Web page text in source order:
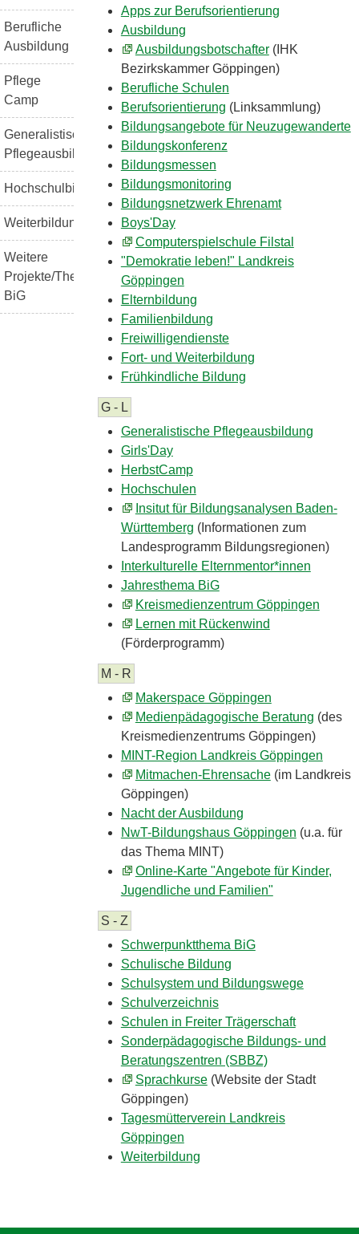
Berufliche
Ausbildung
Pflege
Camp
Generalistische
Pflegeausbildung
Hochschulbildung
Weiterbildung
Weitere
Projekte/Themen
BiG
Apps zur Berufsorientierung
Ausbildung
Ausbildungsbotschafter(IHK
Bezirkskammer Göppingen)
Berufliche Schulen
Berufsorientierung (Linksammlung)
Bildungsangebote für Neuzugewanderte
Bildungskonferenz
Bildungsmessen
Bildungsmonitoring
Bildungsnetzwerk Ehrenamt
Boys'Day
Computerspielschule Filstal
"Demokratie leben!" Landkreis
Göppingen
Elternbildung
Familienbildung
Freiwilligendienste
Fort- und Weiterbildung
Frühkindliche Bildung
G - L
Generalistische Pflegeausbildung
Girls'Day
HerbstCamp
Hochschulen
Insitut für Bildungsanalysen Baden-
Württemberg (Informationen zum
Landesprogramm Bildungsregionen)
Interkulturelle Elternmentor*innen
Jahresthema BiG
Kreismedienzentrum Göppingen
Lernen mit Rückenwind
(Förderprogramm)
M - R
Makerspace Göppingen
Medienpädagogische Beratung (des
Kreismedienzentrums Göppingen)
MINT-Region Landkreis Göppingen
Mitmachen-Ehrensache(im Landkreis
Göppingen)
Nacht der Ausbildung
NwT-Bildungshaus Göppingen (u.a. für
das Thema MINT)
Online-Karte "Angebote für Kinder,
Jugendliche und Familien"
S - Z
Schwerpunktthema BiG
Schulische Bildung
Schulsystem und Bildungswege
Schulverzeichnis
Schulen in Freiter Trägerschaft
Sonderpädagogische Bildungs- und
Beratungszentren (SBBZ)
Sprachkurse(Website der Stadt
Göppingen)
Tagesmütterverein Landkreis
Göppingen
Weiterbildung